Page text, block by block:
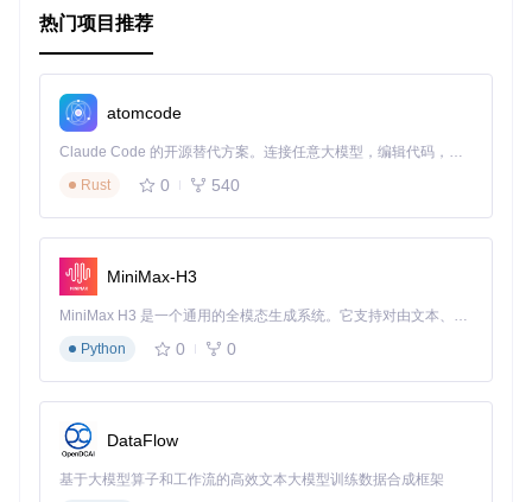
热门项目推荐
atomcode
Claude Code 的开源替代方案。连接任意大模型，编辑代码，运行命令，自动验证 — 全自动执行。用 Rust 构建，极致性能。 ｜ An open-source alternative to Claude Code. Connect any LLM, edit code, run commands, and verify changes — autonomously. Built in Rust for speed. Get Started
Rust
0 540
MiniMax-H3
MiniMax H3 是一个通用的全模态生成系统。它支持对由文本、图像、视频和音频组成的多模态上下文进行统一理解，并能生成分辨率高达 2K、时长可达 15 秒的带原生立体声音频的视频。得益于面向任务泛化的系统设计，H3 在预训练阶段就已具备广泛的多模态上下文理解与生成能力，能够出色地执行复杂的多模态指令。
Python
0 0
DataFlow
基于大模型算子和工作流的高效文本大模型训练数据合成框架